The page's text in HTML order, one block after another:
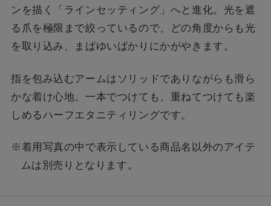
ンを描く「ラインセッティング」へと進化。光を遮
る爪を極限まで絞っているので、どの角度からも光
を取り込み、まばゆいばかりにかがやきます。
指を包み込むアームはソリッドでありながらも滑ら
かな着け心地。一本でつけても、重ねてつけても楽
しめるハーフエタニティリングです。
※着用写真の中で表示している商品名以外のアイテ
ムは別売りとなります。